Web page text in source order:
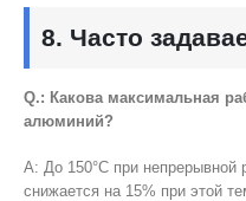
8. Часто
Q.: Какова максимальная
алюминий?
А: До 150°C при непрерывной
снижается на 15% при этой